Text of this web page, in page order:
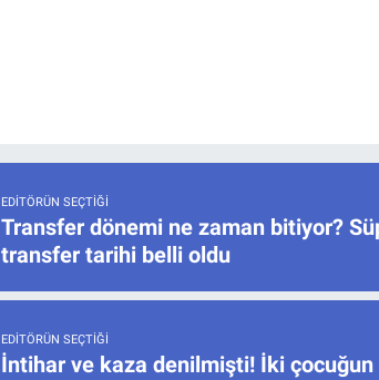
EDITÖRÜN SEÇTIĞI
Transfer dönemi ne zaman bitiyor?
transfer tarihi belli oldu
EDITÖRÜN SEÇTIĞI
İntihar ve kaza denilmişti! İki